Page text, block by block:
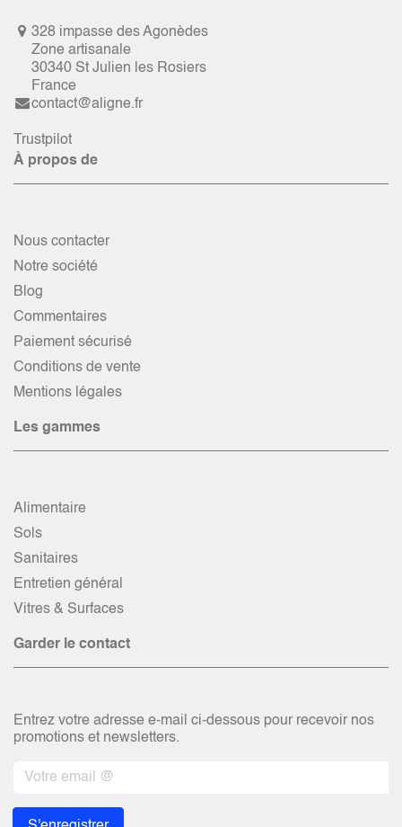
328 impasse des Agonèdes
Zone artisanale
30340 St Julien les Rosiers
France
contact@aligne.fr
Trustpilot
À propos de
Nous contacter
Notre société
Blog
Commentaires
Paiement sécurisé
Conditions de vente
Mentions légales
Les gammes
Alimentaire
Sols
Sanitaires
Entretien général
Vitres & Surfaces
Garder le contact
Entrez votre adresse e-mail ci-dessous pour recevoir nos
promotions et newsletters.